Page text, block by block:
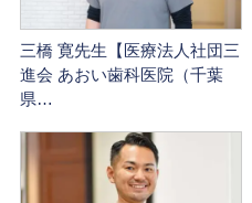
三橋 寛先生【医療法人社団三
進会 あおい歯科医院（千葉
県…